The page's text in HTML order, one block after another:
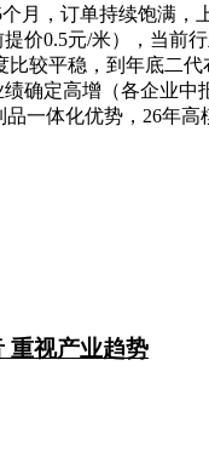
月，订单持续饱满
价0.5元/米），当
较平稳，到年底二
确定高增（各企业
一体化优势，26年
重视产业趋势